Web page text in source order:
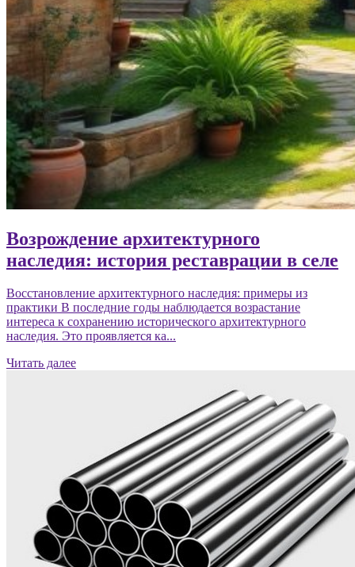
Возрождение архитектурного
наследия: история реставрации в селе
Восстановление архитектурного наследия: примеры из
практики В последние годы наблюдается возрастание
интереса к сохранению исторического архитектурного
наследия. Это проявляется ка...
Читать далее